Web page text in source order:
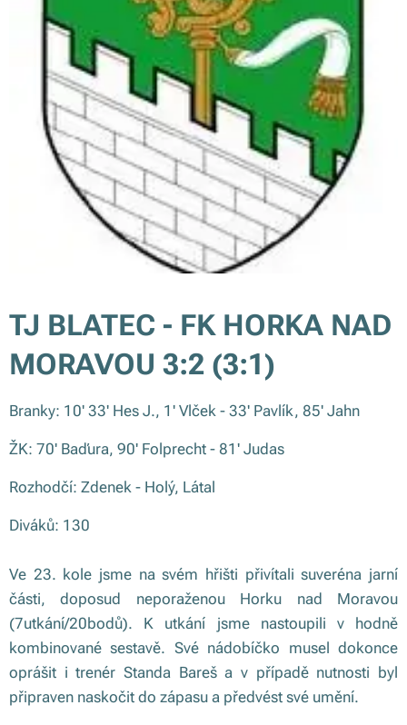
TJ BLATEC - FK HORKA NAD
MORAVOU 3:2 (3:1)
Branky: 10' 33' Hes J., 1' Vlček - 33' Pavlík, 85' Jahn
ŽK: 70' Baďura, 90' Folprecht - 81' Judas
Rozhodčí: Zdenek - Holý, Látal
Diváků: 130
Ve 23. kole jsme na svém hřišti přivítali suveréna jarní
části, doposud neporaženou Horku nad Moravou
(7utkání/20bodů). K utkání jsme nastoupili v hodně
kombinované sestavě. Své nádobíčko musel dokonce
oprášit i trenér Standa Bareš a v případě nutnosti byl
připraven naskočit do zápasu a předvést své umění.